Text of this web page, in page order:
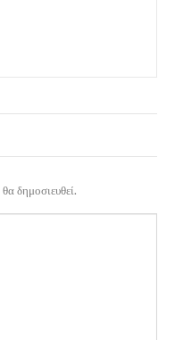
δημοσιευθεί.